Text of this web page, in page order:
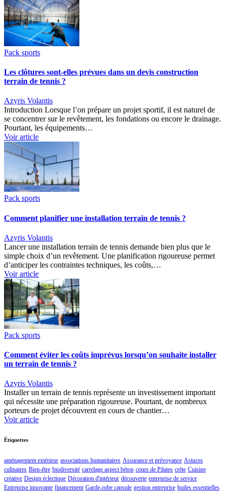
Pack sports
Les clôtures sont-elles prévues dans un devis construction
terrain de tennis ?
Azyris Volantis
Introduction Lorsque l’on prépare un projet sportif, il est naturel de
se concentrer sur le revêtement, les fondations ou encore le drainage.
Pourtant, les équipements…
Voir article
Pack sports
Comment planifier une installation terrain de tennis ?
Azyris Volantis
Lancer une installation terrain de tennis demande bien plus que le
simple choix d’un revêtement. Une planification rigoureuse permet
d’anticiper les contraintes techniques, les coûts,…
Voir article
Pack sports
Comment éviter les coûts imprévus lorsqu’on souhaite installer
un terrain de tennis ?
Azyris Volantis
Installer un terrain de tennis représente un investissement important
qui nécessite une préparation rigoureuse. Pourtant, de nombreux
porteurs de projet découvrent en cours de chantier…
Voir article
Étiquettes
aménagement extérieur associations humanitaires Assurance et prévoyance Astuces
culinaires Bien-être biodiversité carrelage aspect béton cours de Pilates crète Cuisine
créative Design éclectique Décoration d'intérieur découverte entreprise de service
Entreprise innovante financement Garde-robe capsule gestion entreprise huiles essentielles